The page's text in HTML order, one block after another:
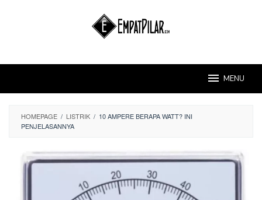
MENU
HOMEPAGE / LISTRIK / 10 AMPERE BERAPA WATT? INI
PENJELASANNYA